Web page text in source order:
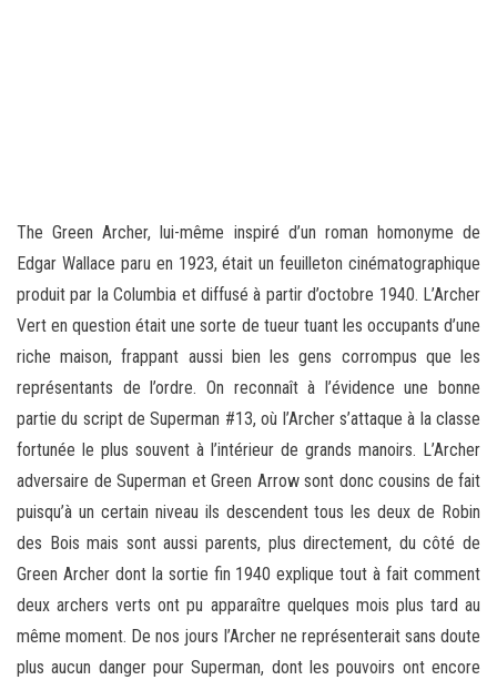
The Green Archer, lui-même inspiré d’un roman homonyme de
Edgar Wallace paru en 1923, était un feuilleton cinématographique
produit par la Columbia et diffusé à partir d’octobre 1940. L’Archer
Vert en question était une sorte de tueur tuant les occupants d’une
riche maison, frappant aussi bien les gens corrompus que les
représentants de l’ordre. On reconnaît à l’évidence une bonne
partie du script de Superman #13, où l’Archer s’attaque à la classe
fortunée le plus souvent à l’intérieur de grands manoirs. L’Archer
adversaire de Superman et Green Arrow sont donc cousins de fait
puisqu’à un certain niveau ils descendent tous les deux de Robin
des Bois mais sont aussi parents, plus directement, du côté de
Green Archer dont la sortie fin 1940 explique tout à fait comment
deux archers verts ont pu apparaître quelques mois plus tard au
même moment. De nos jours l’Archer ne représenterait sans doute
plus aucun danger pour Superman, dont les pouvoirs ont encore